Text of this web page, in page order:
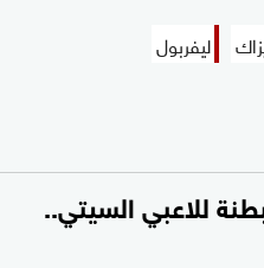
ليفربول
للاعبي السيتي..